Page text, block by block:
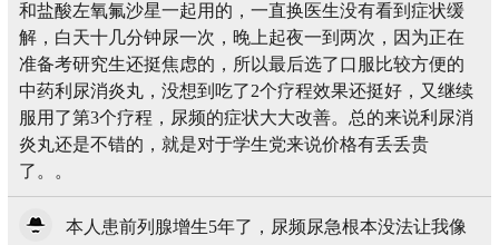
和盐酸左氧氟沙星一起用的，一直换医生没有看到症状缓
解，白天十几分钟尿一次，晚上起夜一到两次，因为正在
准备考研究生还挺焦虑的，所以最后选了口服比较方便的
中药利尿消炎丸，没想到吃了2个疗程效果还挺好，又继续
服用了第3个疗程，尿频的症状大大改善。总的来说利尿消
炎丸还是不错的，就是对于学生党来说价格有丢丢贵
了。。
本人患前列腺增生5年了，尿频尿急根本没法让我像